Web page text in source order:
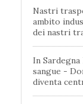
Nastri
ambito
dei nastri
In
sangue -
diventa